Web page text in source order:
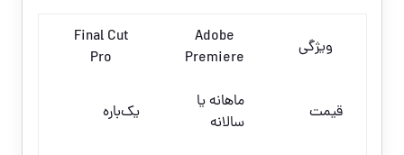
ویژگی
Adobe
Premiere
Final Cut
Pro
قیمت
ماهانه یا
سالانه
یک‌باره